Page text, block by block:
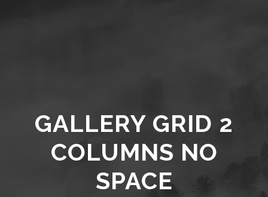
GALLERY GRID 2
COLUMNS NO
SPACE